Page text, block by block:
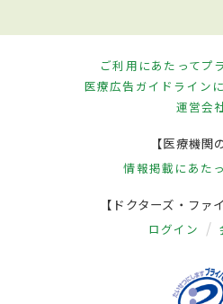
ご利用にあたってプ
医療広告ガイドライン
運営会
【医療機関
情報掲載にあた
【ドクターズ・ファ
ログイン